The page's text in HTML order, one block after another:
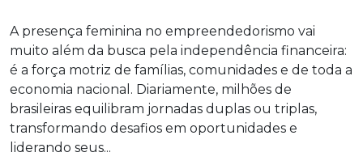
A presença feminina no empreendedorismo vai
muito além da busca pela independência financeira:
é a força motriz de famílias, comunidades e de toda a
economia nacional. Diariamente, milhões de
brasileiras equilibram jornadas duplas ou triplas,
transformando desafios em oportunidades e
liderando seus...